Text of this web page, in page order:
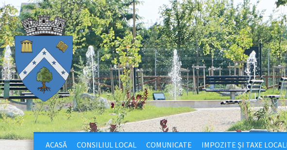
ACASĂ CONSILIUL LOCAL COMUNICATE IMPOZITE ȘI TAXE